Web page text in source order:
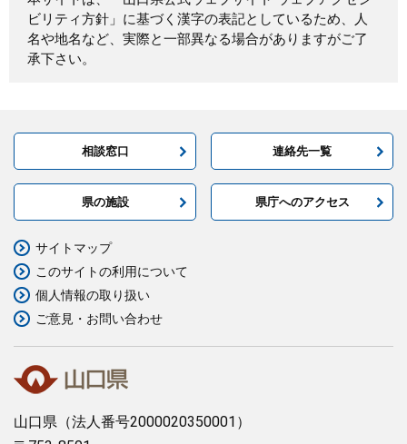
ビリティ方針」に基づく漢字の表記としているため、人
名や地名など、実際と一部異なる場合がありますがご了
承下さい。
相談窓口 連絡先一覧
県の施設 県庁へのアクセス
山口県 （法人番号2000020350001）
サイトマップ
このサイトの利用について
個人情報の取り扱い
ご意見・お問い合わせ